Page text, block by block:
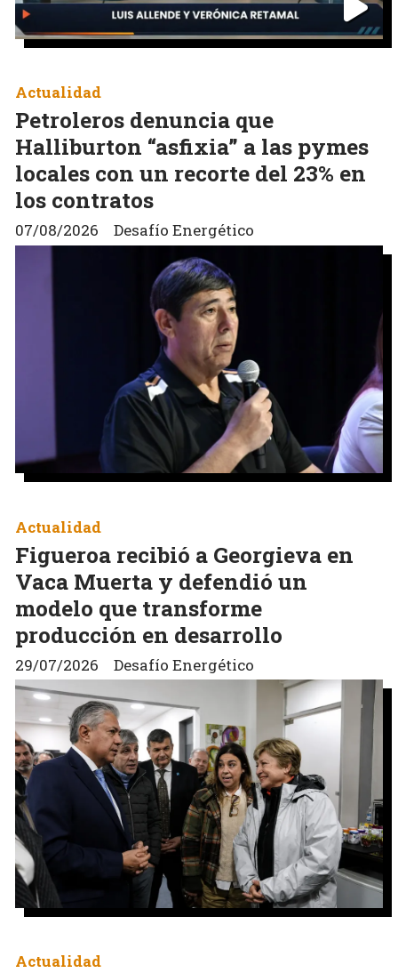
Petroleros denuncia que
Halliburton “asfixia” a las pymes
locales con un recorte del 23% en
los contratos
Desafío Energético
Actualidad
07/08/2026
Figueroa recibió a Georgieva en
Vaca Muerta y defendió un
modelo que transforme
producción en desarrollo
Desafío Energético
Actualidad
29/07/2026
Actualidad